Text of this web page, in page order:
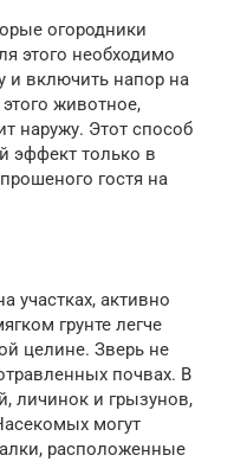
огородники
этого необходимо
и включить напор на
животное,
наружу. Этот способ
эффект только в
гостя на
участках, активно
грунте легче
целине. Зверь не
почвах. В
личинок и грызунов,
могут
расположенные